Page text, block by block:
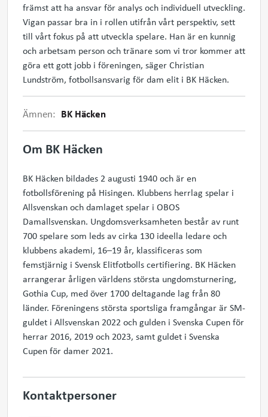
främst att ha ansvar för analys och individuell utveckling.
Vigan passar bra in i rollen utifrån vårt perspektiv, sett
till vårt fokus på att utveckla spelare. Han är en kunnig
och arbetsam person och tränare som vi tror kommer att
göra ett gott jobb i föreningen, säger Christian
Lundström, fotbollsansvarig för dam elit i BK Häcken.
Ämnen: BK Häcken
Om BK Häcken
BK Häcken bildades 2 augusti 1940 och är en
fotbollsförening på Hisingen. Klubbens herrlag spelar i
Allsvenskan och damlaget spelar i OBOS
Damallsvenskan. Ungdomsverksamheten består av runt
700 spelare som leds av cirka 130 ideella ledare och
klubbens akademi, 16–19 år, klassificeras som
femstjärnig i Svensk Elitfotbolls certifiering. BK Häcken
arrangerar årligen världens största ungdomsturnering,
Gothia Cup, med över 1700 deltagande lag från 80
länder. Föreningens största sportsliga framgångar är SM-
guldet i Allsvenskan 2022 och gulden i Svenska Cupen för
herrar 2016, 2019 och 2023, samt guldet i Svenska
Cupen för damer 2021.
Kontaktpersoner